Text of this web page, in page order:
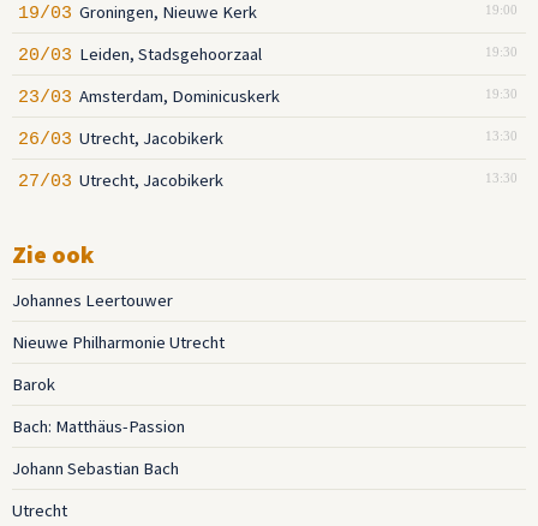
19:00
19/03 Groningen, Nieuwe Kerk
19:30
20/03 Leiden, Stadsgehoorzaal
19:30
23/03 Amsterdam, Dominicuskerk
13:30
26/03 Utrecht, Jacobikerk
13:30
27/03 Utrecht, Jacobikerk
Zie ook
Johannes Leertouwer
Nieuwe Philharmonie Utrecht
Barok
Bach: Matthäus-Passion
Johann Sebastian Bach
Utrecht